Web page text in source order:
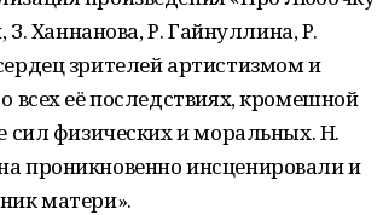
Ханнанова, Р. Гайнуллина, Р.
зрителей артистизмом и
всех её последствиях, кромешной
сил физических и моральных. Н.
проникновенно инсценировали и
матери».